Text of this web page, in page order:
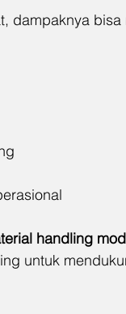
dampaknya bisa
handling
untuk